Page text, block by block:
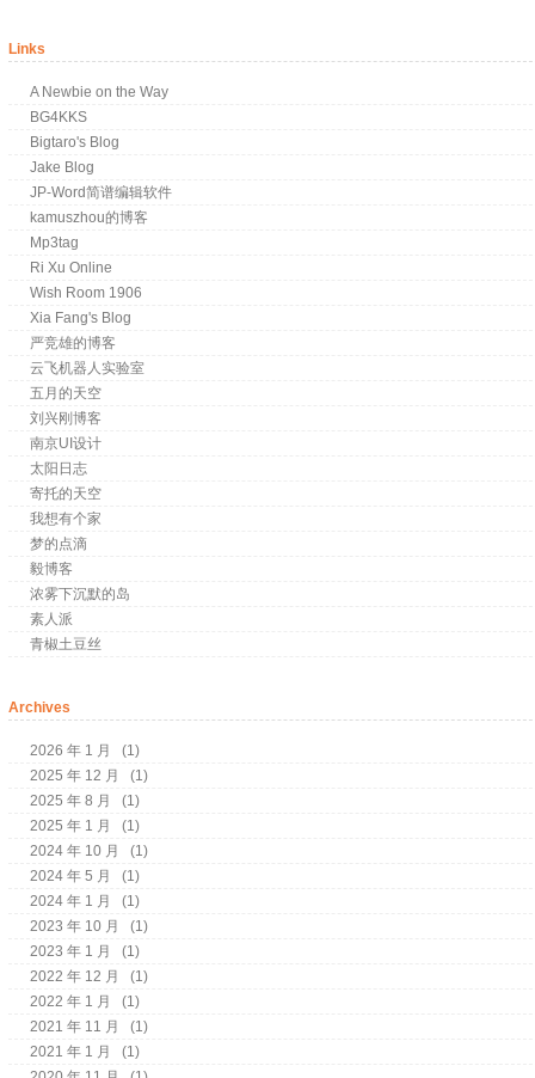
Links
A Newbie on the Way
BG4KKS
Bigtaro's Blog
Jake Blog
JP-Word简谱编辑软件
kamuszhou的博客
Mp3tag
Ri Xu Online
Wish Room 1906
Xia Fang's Blog
严竞雄的博客
云飞机器人实验室
五月的天空
刘兴刚博客
南京UI设计
太阳日志
寄托的天空
我想有个家
梦的点滴
毅博客
浓雾下沉默的岛
素人派
青椒土豆丝
Archives
2026 年 1 月
(1)
2025 年 12 月
(1)
2025 年 8 月
(1)
2025 年 1 月
(1)
2024 年 10 月
(1)
2024 年 5 月
(1)
2024 年 1 月
(1)
2023 年 10 月
(1)
2023 年 1 月
(1)
2022 年 12 月
(1)
2022 年 1 月
(1)
2021 年 11 月
(1)
2021 年 1 月
(1)